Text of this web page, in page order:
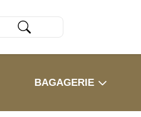
BAGAGERIE